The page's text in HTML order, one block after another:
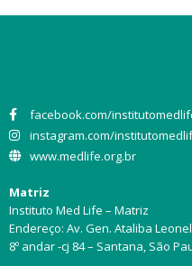
facebook.com/
instagram.com/
www.medlife.org.br
Matriz
Instituto Med Life – Matriz
Endereço: Av. Gen. Ataliba
8º andar -cj 84 – Santana, São